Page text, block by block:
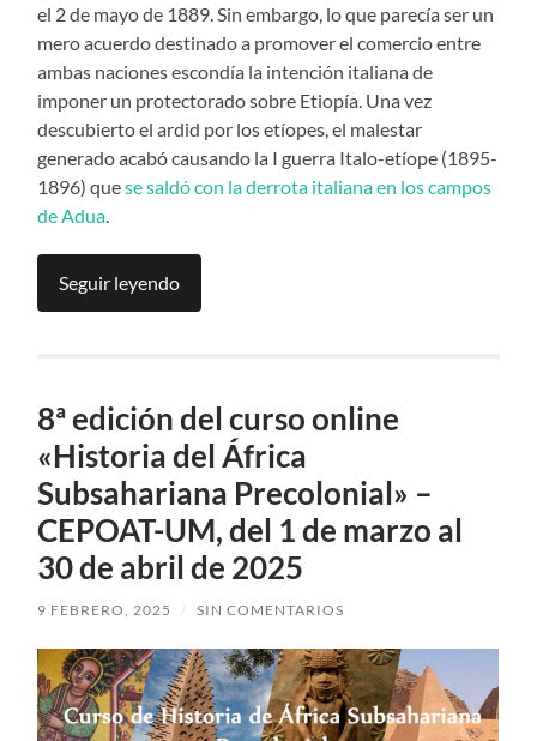
el 2 de mayo de 1889. Sin embargo, lo que parecía ser un
mero acuerdo destinado a promover el comercio entre
ambas naciones escondía la intención italiana de
imponer un protectorado sobre Etiopía. Una vez
descubierto el ardid por los etíopes, el malestar
generado acabó causando la I guerra Italo-etíope (1895-
1896) quese saldó con la derrota italiana en los campos
de Adua
Seguir leyendo
8ª edición del curso online
«Historia del África
Subsahariana Precolonial» –
CEPOAT-UM, del 1 de marzo al
30 de abril de 2025
9 FEBRERO, 2025 / SIN COMENTARIOS